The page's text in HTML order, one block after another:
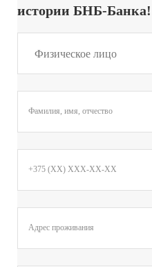
истории БНБ-Банка!
Физическое лицо